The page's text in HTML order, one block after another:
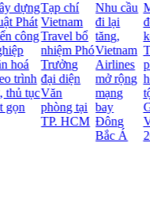
Tạp chí
Vietnam
Travel bổ
nhiệm Phó
Trưởng
đại diện
Văn
phòng tại
TP. HCM
Nhu cầu
đi lại
tăng,
Vietnam
Airlines
mở rộng
bay
Đông
Bắc Á
Mãn
đêm
kết và
Trang
phục
hóa
tộc
Grand
2026